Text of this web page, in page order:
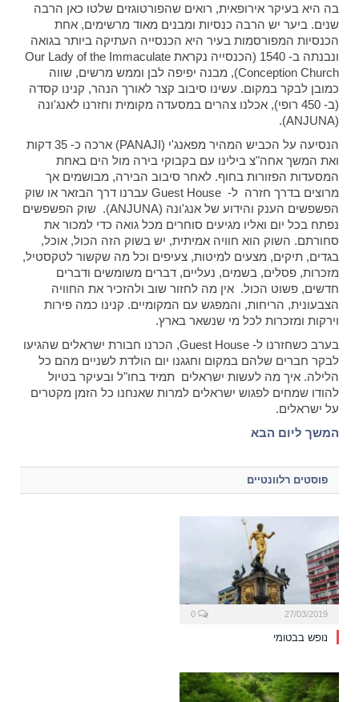
בה היא בעיקר אירופאית, רואים שהפורטוגזים שלטו כאן הרבה
שנים. ביער יש הרבה כנסיות ומבנים מאוד מרשימים, אחת
הכנסיות המפורסמות בעיר היא הכנסייה העתיקה ביותר בגואה
ונבנתה ב- 1540 (הכנסייה נקראת Our Lady of the Immaculate
Conception Church), מבנה יפיפה לבן וממש מרשים, שווה
כמובן לבקר במקום. עשינו סיבוב קצר לאורך הנהר, קנינו קסדה
(ב- 450 רופי), אכלנו צהרים במסעדה מקומית וחזרנו לאנג'ונה
(ANJUNA).
הנסיעה על הכביש המהיר מפאנג'י (PANAJI) ארכה כ- 35 דקות
ואת המשך אחה"צ בילינו עם בקבוקי בירה מול הים באחת
המסעדות הפזורות בחוף. לאחר סיבוב הבירה, מבושמים אך
מרוצים בדרך חזרה ל- Guest House עברנו דרך הבזאר או שוק
הפשפשים הענק והידוע של אנג'ונה (ANJUNA). שוק הפשפשים
נפתח בכל יום ואליו מגיעים סוחרים מכל גואה כדי למכור את
סחורתם. השוק הוא חוויה אמיתית, יש בשוק הזה הכול, אוכל,
בגדים, תיקים, מצעים למיטות, צעיפים וכל מה שקשור לטקסטיל,
מזכרות, פסלים, בשמים, נעליים, דברים משומשים ודברים
חדשים, פשוט הכול. אין מה לחזור שוב ולהזכיר את החוויה
הצבעונית, הריחות, והמפגש עם המקומיים. קנינו כמה פירות
וירקות ומזכרות לכל מי שנשאר בארץ.
בערב כשחזרנו ל- Guest House, הכרנו חבורת ישראלים שהגיעו
לבקר חברים שלהם במקום וחגגנו יום הולדת לשניים מהם כל
הלילה. איך מה לעשות ישראלים תמיד בחו"ל ובעיקר בטיול
להודו שמחים לפגוש ישראלים למרות שאנחנו כל הזמן מקטרים
על ישראלים.
המשך ליום הבא
פוסטים רלוונטיים
27/03/2019
נופש בבטומי